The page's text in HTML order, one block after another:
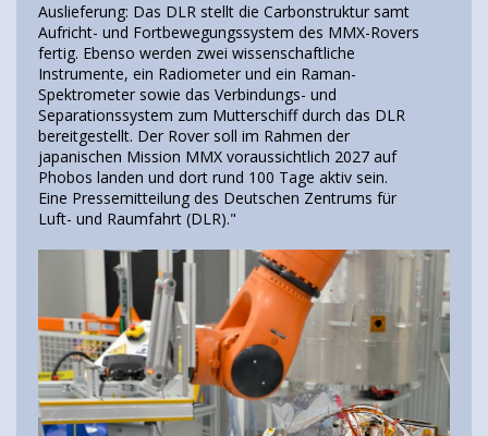
Auslieferung: Das DLR stellt die Carbonstruktur samt
Aufricht- und Fortbewegungssystem des MMX-Rovers
fertig. Ebenso werden zwei wissenschaftliche
Instrumente, ein Radiometer und ein Raman-
Spektrometer sowie das Verbindungs- und
Separationssystem zum Mutterschiff durch das DLR
bereitgestellt. Der Rover soll im Rahmen der
japanischen Mission MMX voraussichtlich 2027 auf
Phobos landen und dort rund 100 Tage aktiv sein.
Eine Pressemitteilung des Deutschen Zentrums für
Luft- und Raumfahrt (DLR)."